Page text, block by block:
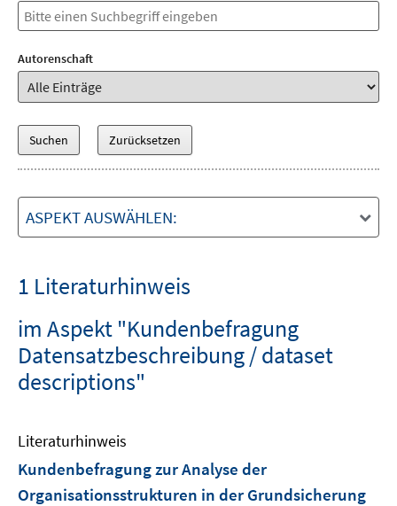
Autorenschaft
ASPEKT AUSWÄHLEN:
1 Literaturhinweis
im Aspekt "Kundenbefragung
Datensatzbeschreibung / dataset
descriptions"
Literaturhinweis
Kundenbefragung zur Analyse der
Organisationsstrukturen in der Grundsicherung